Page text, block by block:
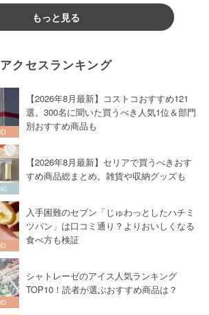
もっと見る
アクセスランキング
【2026年8月最新】コストコおすすめ121
選。300名に聞いた買うべき人気1位＆部門
別おすすめ商品も
【2026年8月最新】セリアで買うべきおす
すめ商品総まとめ。雑貨や収納グッズも
入手困難のセブン「じゅわっとしたハチミ
ツパン」は口コミ通り？よりおいしくなる
食べ方も検証
シャトレーゼのアイス人気ランキング
TOP10！読者が選ぶおすすめ商品は？